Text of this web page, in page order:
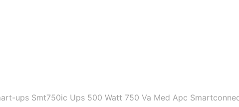
ups Smt750ic Ups 500 Watt 750 Va Med Apc